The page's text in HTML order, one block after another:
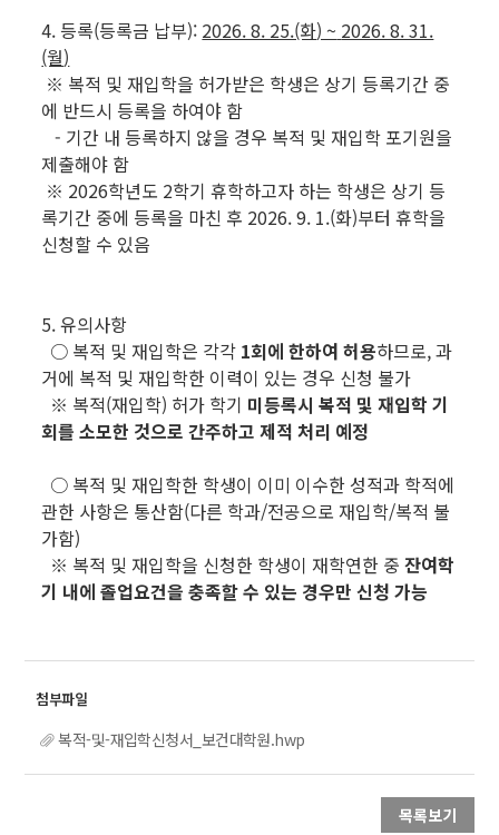
4. 등록(등록금 납부): 2026. 8. 25.(화) ~ 2026. 8. 31.
(월)
※ 복적 및 재입학을 허가받은 학생은 상기 등록기간 중
에 반드시 등록을 하여야 함
- 기간 내 등록하지 않을 경우 복적 및 재입학 포기원을
제출해야 함
※ 2026학년도 2학기 휴학하고자 하는 학생은 상기 등
록기간 중에 등록을 마친 후 2026. 9. 1.(화)부터 휴학을
신청할 수 있음
5. 유의사항
○ 복적 및 재입학은 각각 1회에 한하여 허용하므로, 과
거에 복적 및 재입학한 이력이 있는 경우 신청 불가
※ 복적(재입학) 허가 학기 미등록시 복적 및 재입학 기
회를 소모한 것으로 간주하고 제적 처리 예정
○ 복적 및 재입학한 학생이 이미 이수한 성적과 학적에
관한 사항은 통산함(다른 학과/전공으로 재입학/복적 불
가함)
※ 복적 및 재입학을 신청한 학생이 재학연한 중잔여학
기 내에 졸업요건을 충족할 수 있는 경우만 신청 가능
복적-및-재입학신청서_보건대학원.hwp
목록보기